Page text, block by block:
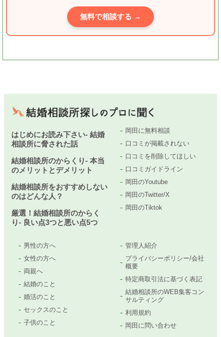
無料で相談する →
はじめにお読み下さい- 結婚
相談所に脅された話
結婚相談所のからくり- 本当
のメリットとデメリット
結婚相談所をおすすめしない
のはどんな人？
厳選！結婚相談所のからく
り- 良い点3つと悪い点5つ
岡田に無料相談
口コミが掲載されない
口コミを削除してほしい
口コミガイドライン
岡田のYoutube
岡田のTwitter/X
岡田のTiktok
男性の方へ
女性の方へ
両親へ
結婚のこと
婚活のこと
セックスのこと
子供のこと
管理人紹介
プライバシーポリシー/会社
概要
特定商取引法に基づく表記
結婚相談所のWEB集客コン
サルティング
利用規約
岡田に問い合わせ